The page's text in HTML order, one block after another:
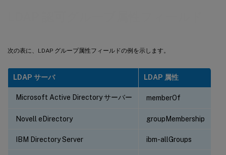
次の表に、LDAP グループ属性フィールドの例を示します。
LDAP サーバ LDAP 属性
Microsoft Active Directory サーバー memberOf
Novell eDirectory groupMembership
IBM Directory Server ibm-allGroups